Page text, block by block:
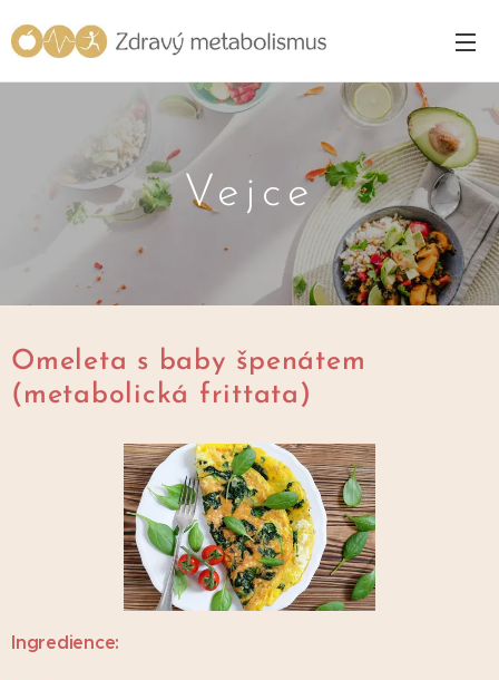
Vejce
Omeleta s baby špenátem
(metabolická frittata)
Ingredience: